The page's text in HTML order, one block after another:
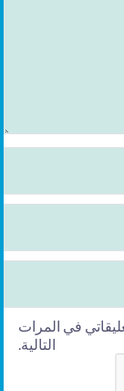
في المرات
التالية.